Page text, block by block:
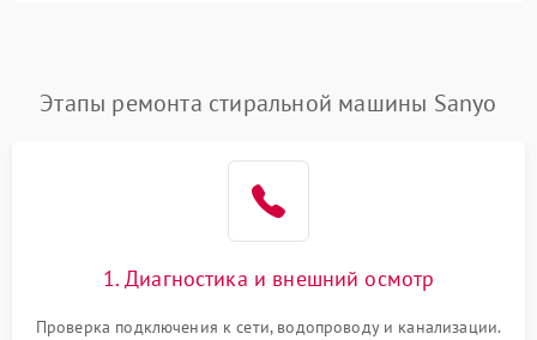
Этапы ремонта стиральной машины Sanyo
1. Диагностика и внешний осмотр
Проверка подключения к сети, водопроводу и канализации.